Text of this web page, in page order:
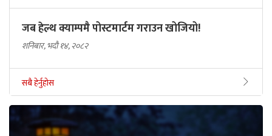
जब हेल्थ क्याम्पमै पोस्टमार्टम गराउन खोजियो!
शनिबार, भदौ १४, २०८२
सबै हेर्नुहोस